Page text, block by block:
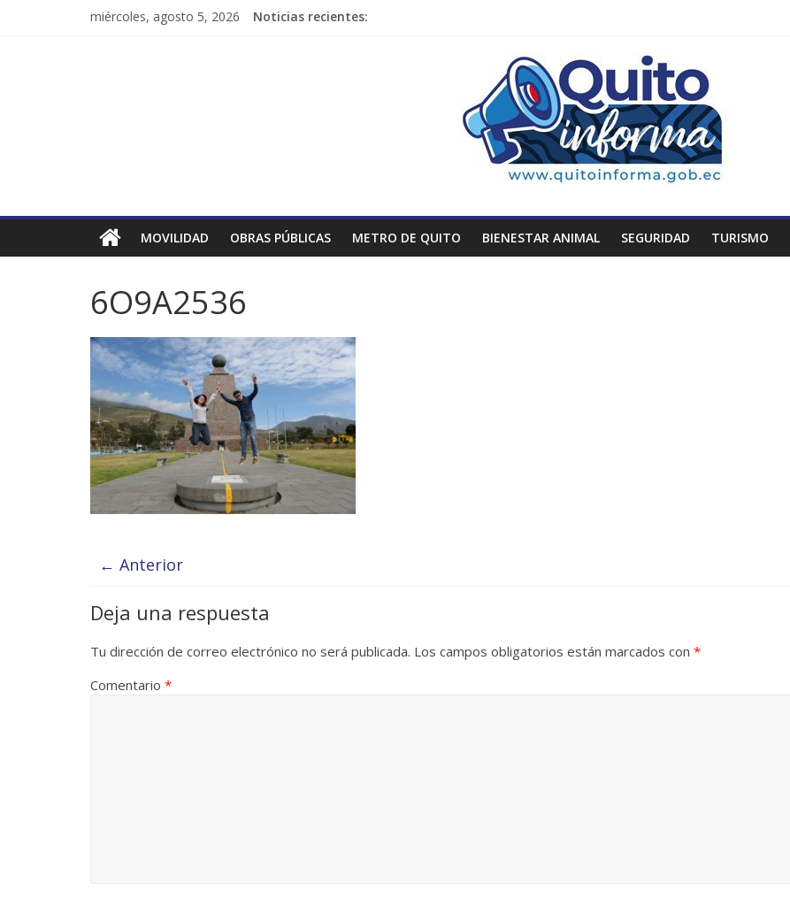
miércoles, agosto 5, 2026 Noticias recientes:
MOVILIDAD OBRAS PÚBLICAS METRO DE QUITO BIENESTAR ANIMAL SEGURIDAD TURISMO
6O9A2536
← Anterior
Deja una respuesta
Tu dirección de correo electrónico no será publicada. Los campos obligatorios están marcados con *
Comentario *